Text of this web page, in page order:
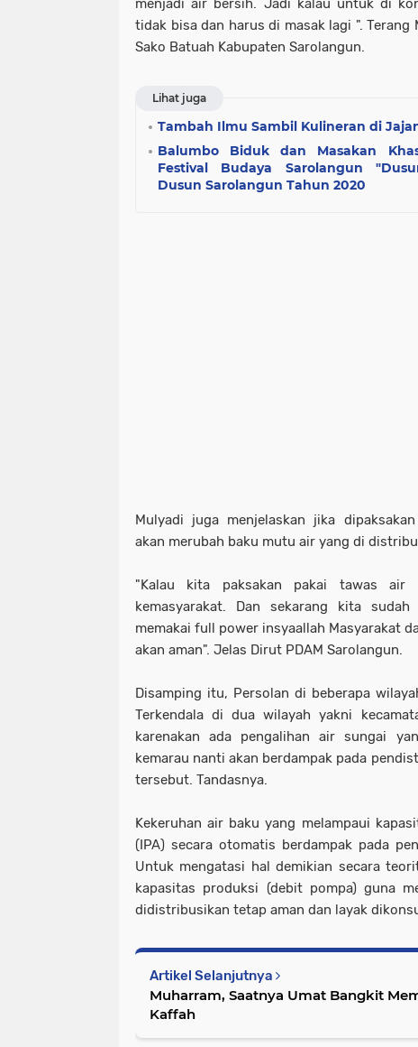
menjadi air bersih. Jadi kalau untuk di
tidak bisa dan harus di masak lagi ". Terang
Sako Batuah Kabupaten Sarolangun.
Lihat juga
Tambah Ilmu Sambil Kulineran di
Balumbo Biduk dan Masakan
Festival Budaya Sarolangun
Dusun Sarolangun Tahun 2020
Mulyadi juga menjelaskan jika
akan merubah baku mutu air yang di
"Kalau kita paksakan pakai tawas air
kemasyarakat. Dan sekarang kita
memakai full power insyaallah Masyarakat
akan aman". Jelas Dirut PDAM Sarolangun.
Disamping itu, Persolan di beberapa
Terkendala di dua wilayah yakni
karenakan ada pengalihan air sungai
kemarau nanti akan berdampak pada
tersebut. Tandasnya.
Kekeruhan air baku yang melampaui
(IPA) secara otomatis berdampak pada
Untuk mengatasi hal demikian secara
kapasitas produksi (debit pompa) guna
didistribusikan tetap aman dan layak
Artikel Selanjutnya
Muharram, Saatnya Umat Bangkit
Kaffah